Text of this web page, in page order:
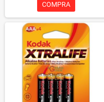
COMPRA